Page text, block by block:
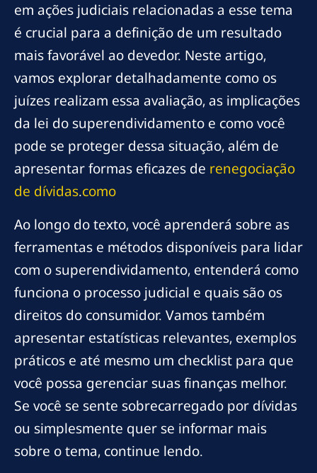
em ações judiciais relacionadas a esse tema
é crucial para a definição de um resultado
mais favorável ao devedor. Neste artigo,
vamos explorar detalhadamente como os
juízes realizam essa avaliação, as implicações
da lei do superendividamento e como você
pode se proteger dessa situação, além de
apresentar formas eficazes de renegociação
de dívidas.como
Ao longo do texto, você aprenderá sobre as
ferramentas e métodos disponíveis para lidar
com o superendividamento, entenderá como
funciona o processo judicial e quais são os
direitos do consumidor. Vamos também
apresentar estatísticas relevantes, exemplos
práticos e até mesmo um checklist para que
você possa gerenciar suas finanças melhor.
Se você se sente sobrecarregado por dívidas
ou simplesmente quer se informar mais
sobre o tema, continue lendo.